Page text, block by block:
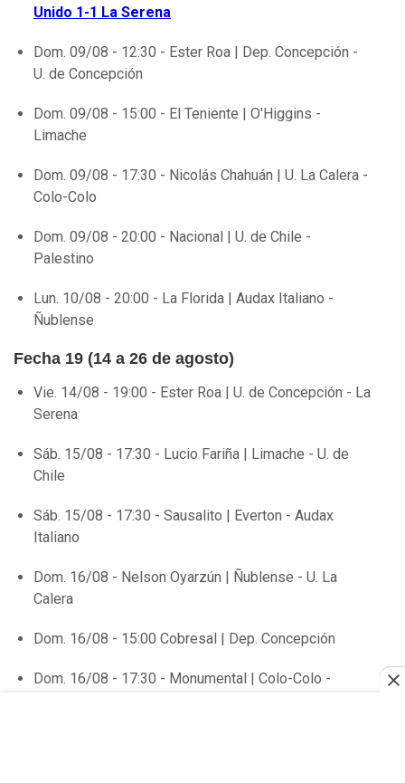
Unido 1-1 La Serena
Dom. 09/08 - 12:30 - Ester Roa | Dep. Concepción -
U. de Concepción
Dom. 09/08 - 15:00 - El Teniente | O'Higgins -
Limache
Dom. 09/08 - 17:30 - Nicolás Chahuán | U. La Calera -
Colo-Colo
Dom. 09/08 - 20:00 - Nacional | U. de Chile -
Palestino
Lun. 10/08 - 20:00 - La Florida | Audax Italiano -
Ñublense
Fecha 19 (14 a 26 de agosto)
Vie. 14/08 - 19:00 - Ester Roa | U. de Concepción - La
Serena
Sáb. 15/08 - 17:30 - Lucio Fariña | Limache - U. de
Chile
Sáb. 15/08 - 17:30 - Sausalito | Everton - Audax
Italiano
Dom. 16/08 - Nelson Oyarzún | Ñublense - U. La
Calera
Dom. 16/08 - 15:00 Cobresal | Dep. Concepción
Dom. 16/08 - 17:30 - Monumental | Colo-Colo -